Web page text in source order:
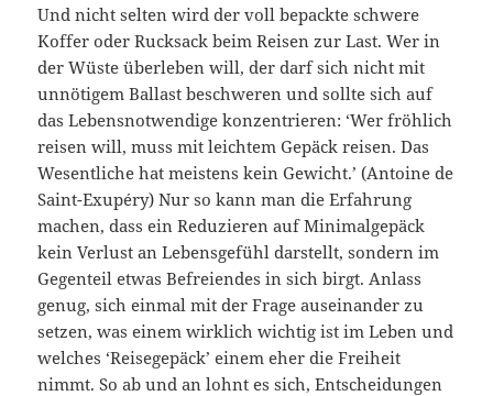
Und nicht selten wird der voll bepackte schwere
Koffer oder Rucksack beim Reisen zur Last. Wer in
der Wüste überleben will, der darf sich nicht mit
unnötigem Ballast beschweren und sollte sich auf
das Lebensnotwendige konzentrieren: ‘Wer fröhlich
reisen will, muss mit leichtem Gepäck reisen. Das
Wesentliche hat meistens kein Gewicht.’ (Antoine de
Saint-Exupéry) Nur so kann man die Erfahrung
machen, dass ein Reduzieren auf Minimalgepäck
kein Verlust an Lebensgefühl darstellt, sondern im
Gegenteil etwas Befreiendes in sich birgt. Anlass
genug, sich einmal mit der Frage auseinander zu
setzen, was einem wirklich wichtig ist im Leben und
welches ‘Reisegepäck’ einem eher die Freiheit
nimmt. So ab und an lohnt es sich, Entscheidungen